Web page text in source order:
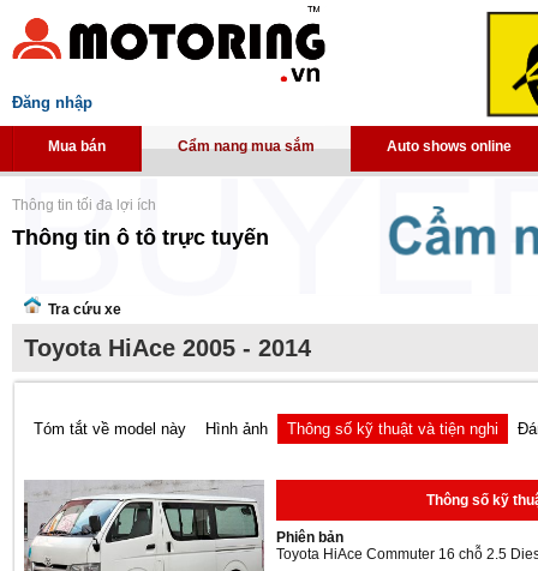
Đăng nhập
Mua bán Cẩm nang mua sắm Auto shows online
Thông tin tối đa lợi ích
Thông tin ô tô trực tuyến
Tra cứu xe
Toyota HiAce 2005 - 2014
Tóm tắt về model này Hình ảnh Thông số kỹ thuật và tiện nghi
Thông số kỹ
Phiên bản
Toyota HiAce Commuter 16 chỗ 2.5